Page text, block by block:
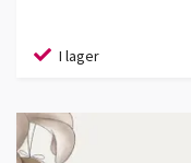
I lager